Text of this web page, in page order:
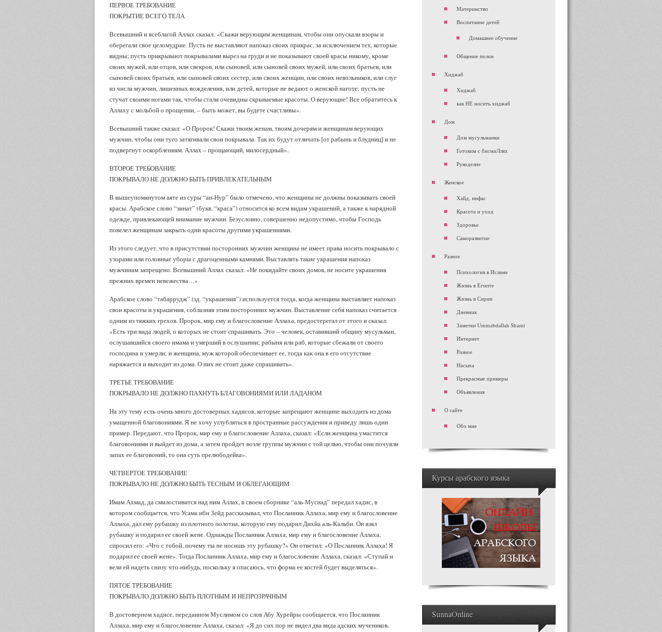
ПЕРВОЕ ТРЕБОВАНИЕ
ПОКРЫТИЕ ВСЕГО ТЕЛА
Всевышний и всеблагой Аллах сказал: «Скажи верующим женщинам, чтобы они опускали взоры и
оберегали свое целомудрие. Пусть не выставляют напоказ своих прикрас, за исключением тех, которые
видны; пусть прикрывают покрывалами вырез на груди и не показывают своей красы никому, кроме
своих мужей, или отцов, или свекров, или сыновей, или сыновей своих мужей, или своих братьев, или
сыновей своих братьев, или сыновей своих сестер, или своих женщин, или своих невольников, или слуг
из числа мужчин, лишенных вожделения, или детей, которые не ведают о женской наготе; пусть не
стучат своими ногами так, чтобы стали очевидны скрываемые красоты. О верующие! Все обратитесь к
Аллаху с мольбой о прощении, – быть может, вы будете счастливы».
Всевышний также сказал: «О Пророк! Скажи твоим женам, твоим дочерям и женщинам верующих
мужчин, чтобы они туго затягивали свои покрывала. Так их будут отличать [от рабынь и блудниц] и не
подвергнут оскорблениям. Аллах – прощающий, милосердный».
ВТОРОЕ ТРЕБОВАНИЕ
ПОКРЫВАЛО НЕ ДОЛЖНО БЫТЬ ПРИВЛЕКАТЕЛЬНЫМ
В вышеупомянутом аяте из суры “ан-Нур” было отмечено, что женщины не должны показывать своей
красы. Арабское слово “зинат” (букв. “краса”) относится ко всем видам украшений, а также к нарядной
одежде, привлекающей внимание мужчин. Безусловно, совершенно недопустимо, чтобы Господь
повелел женщинам закрыть одни красоты другими украшениями.
Из этого следует, что в присутствии посторонних мужчин женщина не имеет права носить покрывало с
узорами или головные уборы с драгоценными камнями. Выставлять такие украшения напоказ
мужчинам запрещено. Всевышний Аллах сказал: «Не покидайте своих домов, не носите украшения
прежних времен невежества…»
Арабское слово “табаррудж” (зд. “украшения”) используется тогда, когда женщина выставляет напоказ
свои красоты и украшения, соблазняя этим посторонних мужчин. Выставление себя напоказ считается
одним из тяжких грехов. Пророк, мир ему и благословение Аллаха, предостерегал от этого и сказал:
«Есть три вида людей, о которых не стоит спрашивать. Это – человек, оставивший общину мусульман,
ослушавшийся своего имама и умерший в ослушании; рабыня или раб, которые сбежали от своего
господина и умерли; и женщина, муж которой обеспечивает ее, тогда как она в его отсутствие
наряжается и выходит из дома. О них не стоит даже спрашивать».
ТРЕТЬЕ ТРЕБОВАНИЕ
ПОКРЫВАЛО НЕ ДОЛЖНО ПАХНУТЬ БЛАГОВОНИЯМИ ИЛИ ЛАДАНОМ
На эту тему есть очень много достоверных хадисов, которые запрещают женщине выходить из дома
умащенной благовониями. Я не хочу углубляться в пространные рассуждения и приведу лишь один
пример. Передают, что Пророк, мир ему и благословение Аллаха, сказал: «Если женщина умастится
благовониями и выйдет из дома, а затем пройдет возле группы мужчин с той целью, чтобы они почуяли
запах ее благовоний, то она суть прелюбодейка».
ЧЕТВЕРТОЕ ТРЕБОВАНИЕ
ПОКРЫВАЛО НЕ ДОЛЖНО БЫТЬ ТЕСНЫМ И ОБЛЕГАЮЩИМ
Имам Ахмад, да смилостивится над ним Аллах, в своем сборнике “аль-Муснад” передал хадис, в
котором сообщается, что Усама ибн Зейд рассказывал, что Посланник Аллаха, мир ему и благословение
Аллаха, дал ему рубашку из плотного полотна, которую ему подарил Дихйа аль-Кальби. Он взял
рубашку и подарил ее своей жене. Однажды Посланник Аллаха, мир ему и благословение Аллаха,
спросил его: «Что с тобой, почему ты не носишь эту рубашку?» Он ответил: «О Посланник Аллаха! Я
подарил ее своей жене». Тогда Посланник Аллаха, мир ему и благословение Аллаха, сказал: «Ступай и
вели ей надеть снизу что-нибудь, поскольку я опасаюсь, что форма ее костей будет выделяться».
ПЯТОЕ ТРЕБОВАНИЕ
ПОКРЫВАЛО ДОЛЖНО БЫТЬ ПЛОТНЫМ И НЕПРОЗРАЧНЫМ
В достоверном хадисе, переданном Муслимом со слов Абу Хурейры сообщается, что Посланник
Аллаха, мир ему и благословение Аллаха, сказал: «Я до сих пор не видел два вида адских мучеников.
Материнство
Воспитание детей
Домашнее обучение
Общение полов
Хиджаб
Хиджаб
как НЕ носить хиджаб
Дом
Дом мусульманки
Готовим с бисмиЛлях
Рукоделие
Женское
Хайд, нифас
Красота и уход
Здоровье
Саморазвитие
Разное
Психология в Исламе
Жизнь в Египте
Жизнь в Сирии
Дневник
Заметки Ummabdallah Shami
Интернет
Разное
Насыха
Прекрасные примеры
Объявления
О сайте
Обо мне
Курсы арабского языка
SunnaOnline